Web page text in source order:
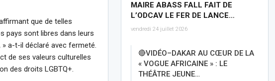
que de telles
pays sont libres dans leurs
» a-t-il déclaré avec fermeté.
de ses valeurs culturelles
des droits LGBTQ+.
MAIRE ABASS FALL FAIT DE
L’ODCAV LE FER DE LANCE…
vendredi 24 juillet 2026
🔴VIDÉO–DAKAR AU CŒUR DE LA
« VOGUE AFRICAINE » : LE
THÉÂTRE JEUNE…